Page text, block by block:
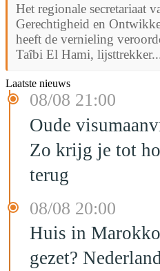
Het regionale secretariaat
Gerechtigheid en
heeft de vernieling
Taîbi El Hami,
Laatste nieuws
08/08 21:00
Oude
Zo krijg je tot
terug
08/08 20:00
Huis in
gezet?